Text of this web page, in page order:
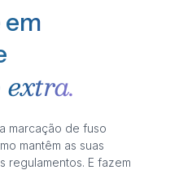
marcação de fuso
mantêm as suas
regulamentos. E fazem